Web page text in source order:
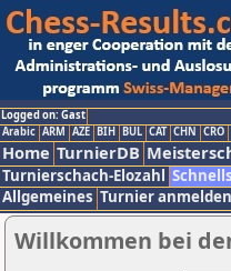
Logged on: Gast
Arabic ARM AZE BIH BUL CAT CHN CRO
Home TurnierDB
Turnierschach-Elozahl
Allgemeines Turnier
Willkommen bei